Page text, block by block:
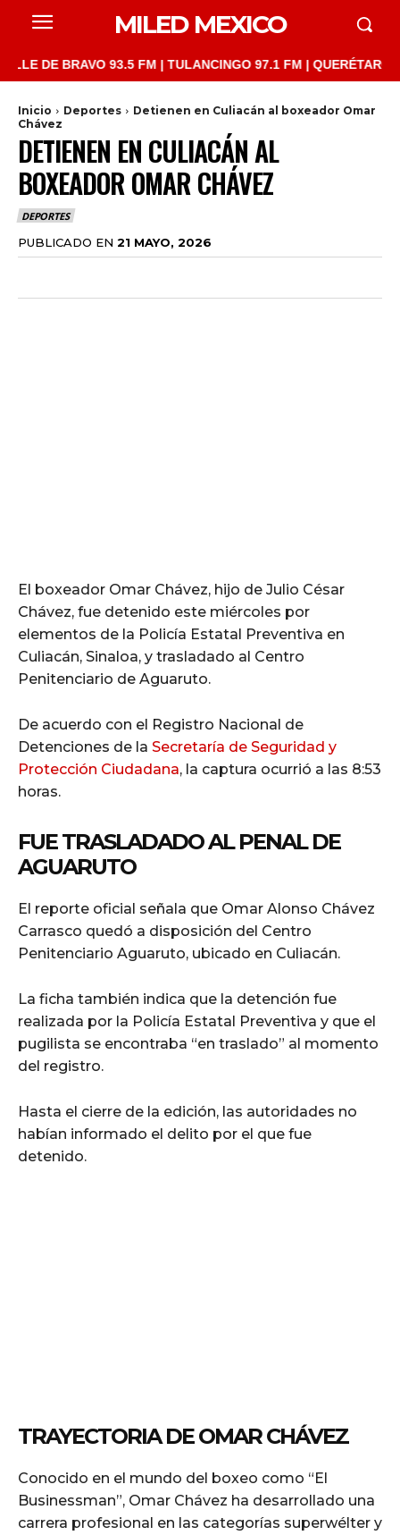
MILED MEXICO
BRAVO 93.5 FM | TULANCINGO 97.1 FM | QUERÉTARO
Inicio Deportes
Detienen en Culiacán al boxeador Omar
Chávez
DETIENEN EN CULIACÁN AL
BOXEADOR OMAR CHÁVEZ
DEPORTES
PUBLICADO EN 21 MAYO, 2026
El boxeador Omar Chávez, hijo de Julio César
Chávez, fue detenido este miércoles por
elementos de la Policía Estatal Preventiva en
Culiacán, Sinaloa, y trasladado al Centro
Penitenciario de Aguaruto.
De acuerdo con el Registro Nacional de
Detenciones de la Secretaría de Seguridad y
Protección Ciudadana, la captura ocurrió a las 8:53
horas.
FUE TRASLADADO AL PENAL DE
AGUARUTO
El reporte oficial señala que Omar Alonso Chávez
Carrasco quedó a disposición del Centro
Penitenciario Aguaruto, ubicado en Culiacán.
La ficha también indica que la detención fue
realizada por la Policía Estatal Preventiva y que el
pugilista se encontraba “en traslado” al momento
del registro.
Hasta el cierre de la edición, las autoridades no
habían informado el delito por el que fue
detenido.
TRAYECTORIA DE OMAR CHÁVEZ
Conocido en el mundo del boxeo como “El
Businessman”, Omar Chávez ha desarrollado una
carrera profesional en las categorías superwélter y